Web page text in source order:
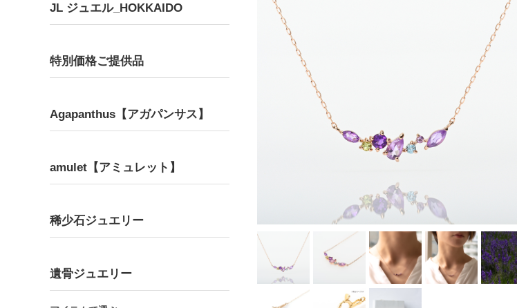
リング
Other
その他
7月 ルビー
Topaz
商品一覧
Amulet アミュレット 商品一覧
JL ジュエル_HOKKAIDO
特別価格ご提供品
Agapanthus【アガパンサス】
amulet【アミュレット】
稀少石ジュエリー
遺骨ジュエリー